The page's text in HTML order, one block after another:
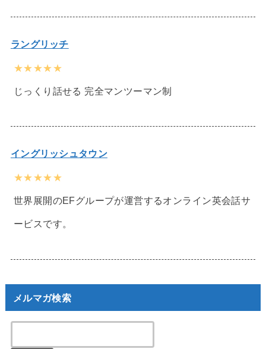
ラングリッチ
★★★★★
じっくり話せる 完全マンツーマン制
イングリッシュタウン
★★★★★
世界展開のEFグループが運営するオンライン英会話サ
ービスです。
メルマガ検索